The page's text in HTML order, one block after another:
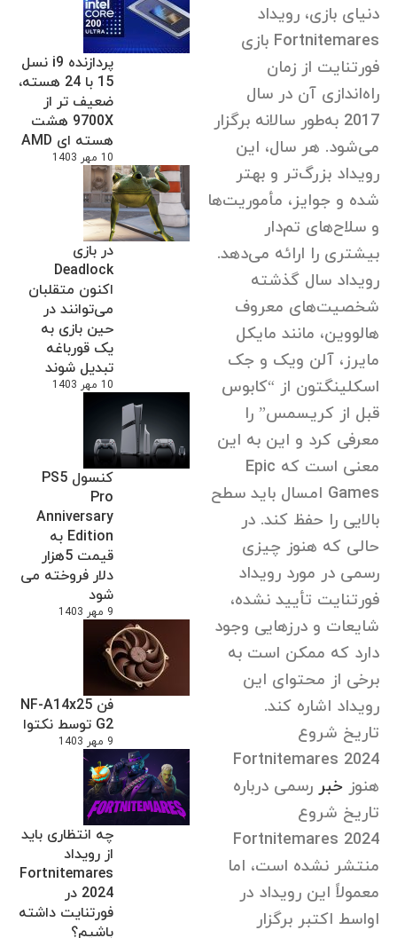
پردازنده i9 نسل
15 با 24 هسته،
ضعیف تر از
9700X هشت
هسته ای AMD
10 مهر 1403
در بازی
Deadlock
اکنون متقلبان
می‌توانند در
حین بازی به
یک قورباغه
تبدیل شوند
10 مهر 1403
کنسول PS5
Pro
Anniversary
Edition به
قیمت 5هزار
دلار فروخته می
شود
9 مهر 1403
فن NF-A14x25
G2 توسط نکتوا
9 مهر 1403
چه انتظاری باید
از رویداد
Fortnitemares
2024 در
فورتنایت داشته
باشیم؟
دنیای بازی، رویداد
Fortnitemares بازی
فورتنایت از زمان
راه‌اندازی آن در سال
2017 به‌طور سالانه برگزار
می‌شود. هر سال، این
رویداد بزرگ‌تر و بهتر
شده و جوایز، مأموریت‌ها
و سلاح‌های تم‌دار
بیشتری را ارائه می‌دهد.
رویداد سال گذشته
شخصیت‌های معروف
هالووین، مانند مایکل
مایرز، آلن ویک و جک
اسکلینگتون از “کابوس
قبل از کریسمس” را
معرفی کرد و این به این
معنی است که Epic
Games امسال باید سطح
بالایی را حفظ کند. در
حالی که هنوز چیزی
رسمی در مورد رویداد
فورتنایت تأیید نشده،
شایعات و درزهایی وجود
دارد که ممکن است به
برخی از محتوای این
رویداد اشاره کند.
تاریخ شروع
Fortnitemares 2024
هنوز خبر رسمی درباره
تاریخ شروع
Fortnitemares 2024
منتشر نشده است، اما
معمولاً این رویداد در
اواسط اکتبر برگزار